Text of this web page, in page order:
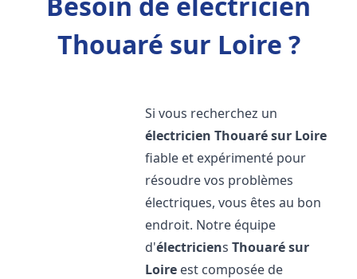
Thouaré sur Loire ?
Si vous recherchez un
électricien Thouaré sur Loire
fiable et expérimenté pour
résoudre vos problèmes
électriques, vous êtes au bon
endroit. Notre équipe
d'électriciensThouaré sur
Loire est composée de